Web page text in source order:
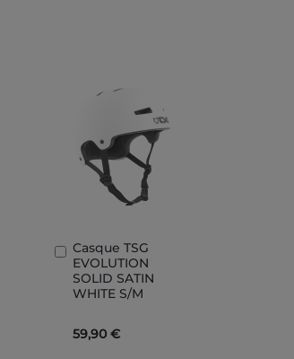
Casque TSG
EVOLUTION
SOLID SATIN
WHITE S/M
59,90 €
Ajouter
au
panier